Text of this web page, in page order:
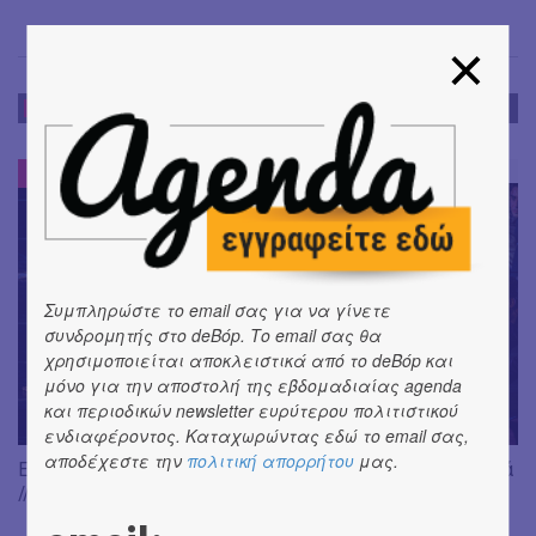
ΕΝΤΥΠΩΣΕΙΣ
ΕΝΤΥΠΩΣΕΙΣ
Είδαμε: "Άλκηστις" του Ευριπίδη, σε σκηνοθεσία Δ. Καραντζά
// Ευφυής σύλληψη και χαμένη ευκαιρία
Συμπληρώστε το email σας για να γίνετε
συνδρομητής στο deBόp. Το email σας θα
χρησιμοποιείται αποκλειστικά από το deBόp και
μόνο για την αποστολή της εβδομαδιαίας agenda
και περιοδικών newsletter ευρύτερου πολιτιστικού
ενδιαφέροντος. Καταχωρώντας εδώ το email σας,
αποδέχεστε την πολιτική απορρήτου μας.